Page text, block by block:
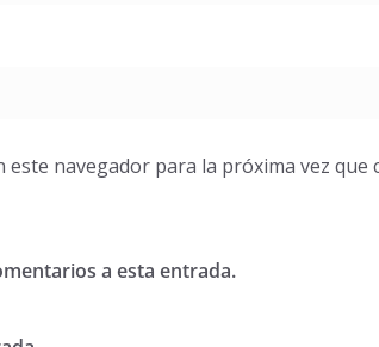
navegador para la próxima vez que
a esta entrada.